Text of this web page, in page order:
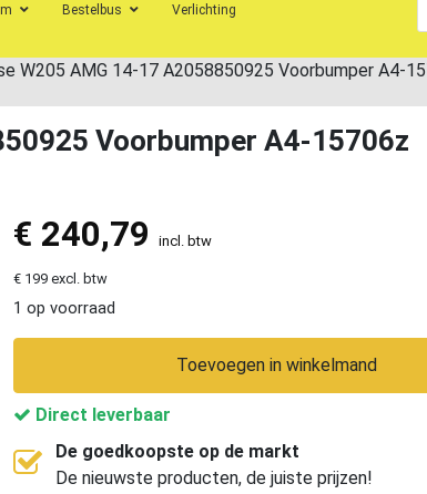
Bestelbus Verlichting
W205 AMG 14-17 A2058850925 Voorbumper A4-
Voorbumper A4-15706z
€ 240,79 incl. btw
€ 199 excl. btw
1 op voorraad
Toevoegen in winkelmand
Direct leverbaar
De goedkoopste op de markt
De nieuwste producten, de juiste prijzen!